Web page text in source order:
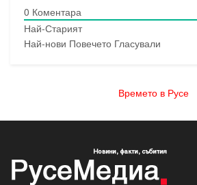
0 Коментара
Най-Старият
Най-нови Повечето Гласували
Времето в Русе